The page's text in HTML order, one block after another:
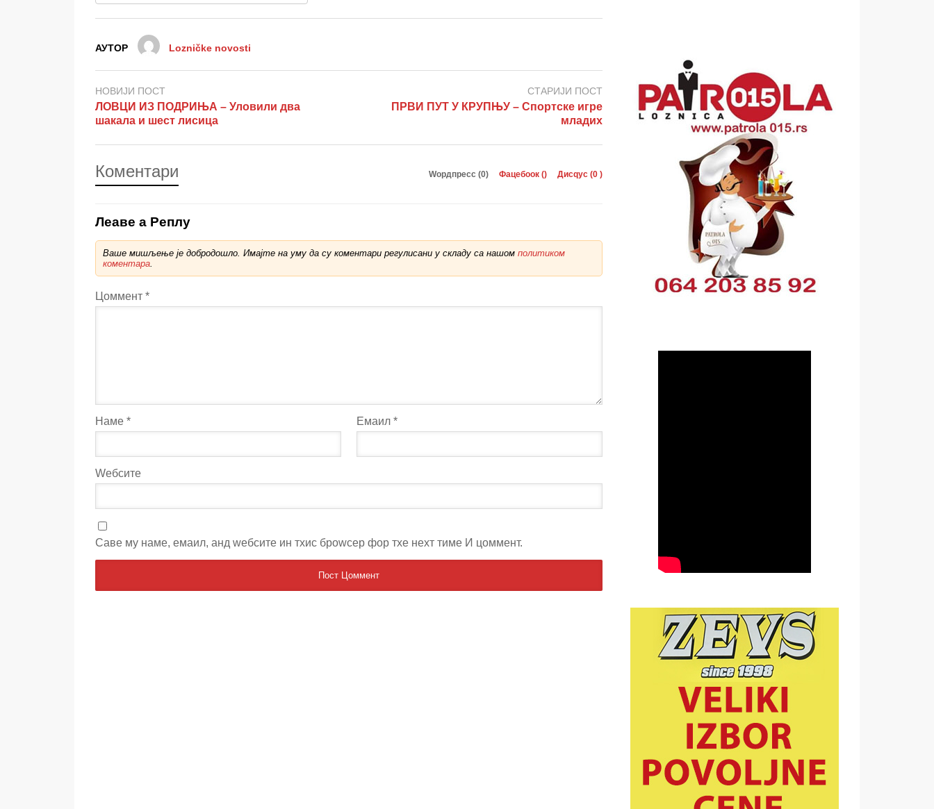
АУТОР Lozničke novosti
НОВИЈИ ПОСТ
ЛОВЦИ ИЗ ПОДРИЊА – Уловили два
шакала и шест лисица
СТАРИЈИ ПОСТ
ПРВИ ПУТ У КРУПЊУ – Спортске игре
младих
Коментари Wордпресс (0) Фацебоок () Дисqус (0 )
Леаве а Реплy
Ваше мишљење је добродошло. Имајте на уму да су коментари регулисани у складу са нашом политиком
коментара
Цоммент *
Наме * Емаил *
Wебсите
Саве мy наме, емаил, анд wебсите ин тхис броwсер фор тхе неxт тиме И цоммент.